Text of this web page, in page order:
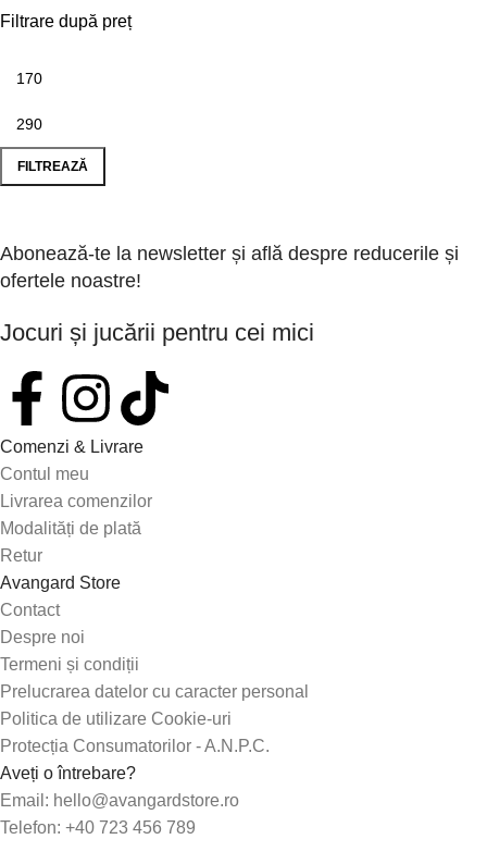
Filtrare după preț
FILTREAZĂ
Abonează-te la newsletter și află despre reducerile și
ofertele noastre!
Jocuri și jucării pentru cei mici
Comenzi & Livrare
Contul meu
Livrarea comenzilor
Modalități de plată
Retur
Avangard Store
Contact
Despre noi
Termeni și condiții
Prelucrarea datelor cu caracter personal
Politica de utilizare Cookie-uri
Protecția Consumatorilor - A.N.P.C.
Aveți o întrebare?
Email: hello@avangardstore.ro
Telefon: +40 723 456 789